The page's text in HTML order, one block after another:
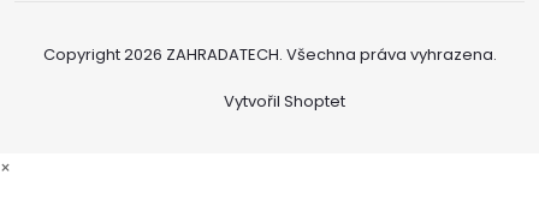
Vytvořil Shoptet
Copyright 2026 ZAHRADATECH. Všechna práva vyhrazena.
×